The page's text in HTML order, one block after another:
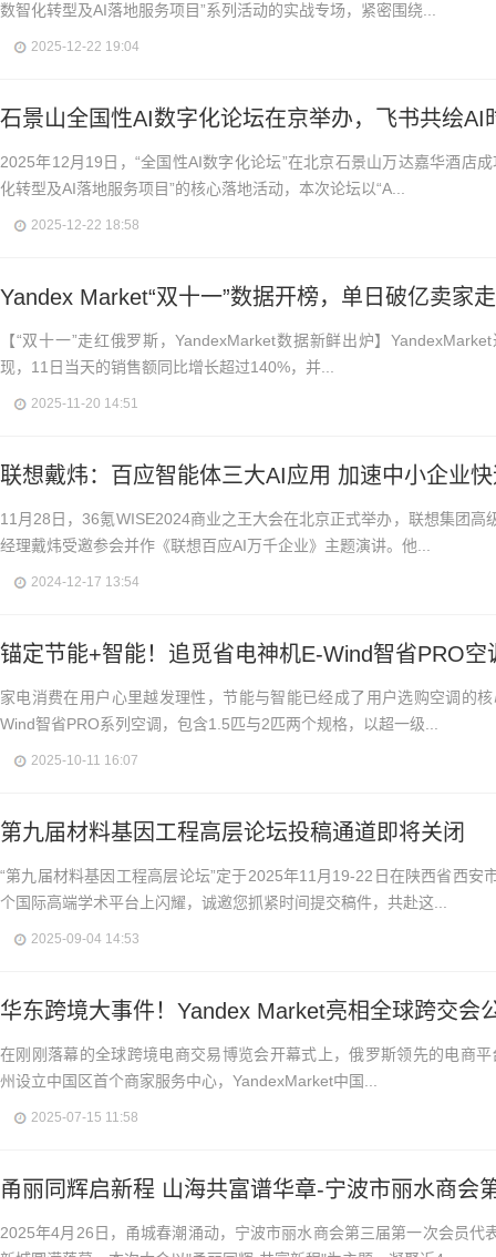
数智化转型及AI落地服务项目”系列活动的实战专场，紧密围绕...
2025-12-22 19:04
石景山全国性AI数字化论坛在京举办，飞书共绘AI
2025年12月19日，“全国性AI数字化论坛”在北京石景山万达嘉华酒店
化转型及AI落地服务项目”的核心落地活动，本次论坛以“A...
2025-12-22 18:58
Yandex Market“双十一”数据开榜，单日破亿卖家走
【“双十一”走红俄罗斯，YandexMarket数据新鲜出炉】
现，11日当天的销售额同比增长超过140%，并...
2025-11-20 14:51
联想戴炜：百应智能体三大AI应用 加速中小企业
11月28日，36氪WISE2024商业之王大会在北京正式举办，联想集团高
经理戴炜受邀参会并作《联想百应AI万千企业》主题演讲。他...
2024-12-17 13:54
锚定节能+智能！追觅省电神机E-Wind智省PRO空
家电消费在用户心里越发理性，节能与智能已经成了用户选购空调的
Wind智省PRO系列空调，包含1.5匹与2匹两个规格，以超一级...
2025-10-11 16:07
第九届材料基因工程高层论坛投稿通道即将关闭
“第九届材料基因工程高层论坛”定于2025年11月19-22日在陕西省西安
个国际高端学术平台上闪耀，诚邀您抓紧时间提交稿件，共赴这...
2025-09-04 14:53
华东跨境大事件！Yandex Market亮相全球跨交会
在刚刚落幕的全球跨境电商交易博览会开幕式上，俄罗斯领先的电商
州设立中国区首个商家服务中心，YandexMarket中国...
2025-07-15 11:58
甬丽同辉启新程 山海共富谱华章-宁波市丽水商会
2025年4月26日，甬城春潮涌动，宁波市丽水商会第三届第一次会员代